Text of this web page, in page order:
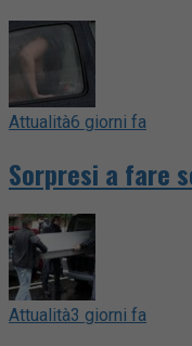
Attualità6 giorni fa
Sorpresi a fare
Attualità3 giorni fa